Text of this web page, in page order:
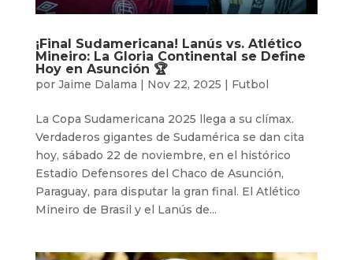
¡Final Sudamericana! Lanús vs. Atlético
Mineiro: La Gloria Continental se Define
Hoy en Asunción 🏆
por Jaime Dalama | Nov 22, 2025 | Futbol
La Copa Sudamericana 2025 llega a su clímax.
Verdaderos gigantes de Sudamérica se dan cita
hoy, sábado 22 de noviembre, en el histórico
Estadio Defensores del Chaco de Asunción,
Paraguay, para disputar la gran final. El Atlético
Mineiro de Brasil y el Lanús de...